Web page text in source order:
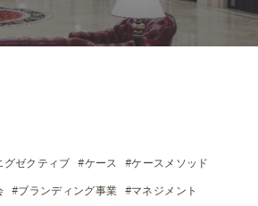
グゼクティブ #ケース #ケースメソッド
#ブランディング事業 #マネジメント